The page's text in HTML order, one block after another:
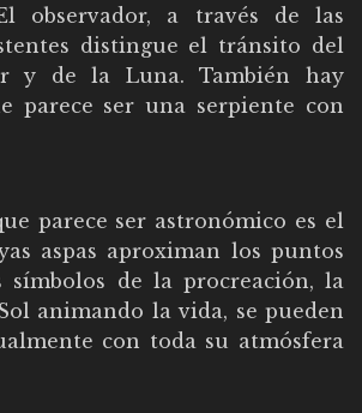
observador, a través de las
distingue el tránsito del
y de la Luna. También hay
parece ser una serpiente con
parece ser astronómico es el
aspas aproximan los puntos
símbolos de la procreación, la
animando la vida, se pueden
con toda su atmósfera